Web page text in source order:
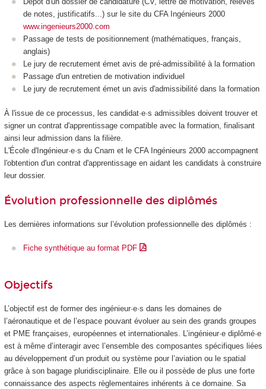
de notes, justificatifs...) sur le site du CFA Ingénieurs 2000
www.ingenieurs2000.com
Passage de tests de positionnement (mathématiques, français,
anglais)
Le jury de recrutement émet avis de pré-admissibilité à la formation
Passage d'un entretien de motivation individuel
Le jury de recrutement émet un avis d'admissibilité dans la formation
À l'issue de ce processus, les candidat·e·s admissibles doivent trouver et
signer un contrat d'apprentissagecompatible avec la formation, finalisant
ainsi leur admission dans la filière.
L'École d'Ingénieur·e·s du Cnam et le CFA Ingénieurs 2000 accompagnent
l'obtention d'un contrat d'apprentissageen aidant les candidats à construire
leur dossier.
Évolution professionnelle des diplômés
Les dernières informations sur l’évolution professionnelle des diplômés :
Fiche synthétique au format PDF
Objectifs
L’objectif est de former des ingénieur·e·s dans les domaines de
l’aéronautique et de l’espace pouvant évoluer au sein des grands groupes
et PME françaises, européennes et internationales. L’ingénieur·e diplômé·e
est à même d’interagir avec l’ensemble des composantes spécifiques liées
au développement d’un produit ou système pour l’aviation ou le spatial
grâce à son bagage pluridisciplinaire. Elle ou il possède de plus une forte
connaissance des aspects règlementaires inhérents à ce domaine. Sa